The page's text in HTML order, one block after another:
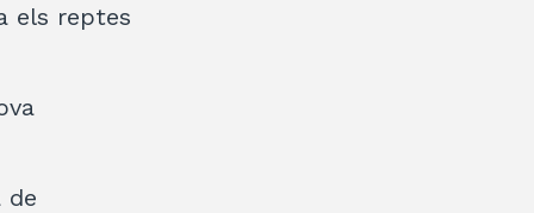
els reptes
de